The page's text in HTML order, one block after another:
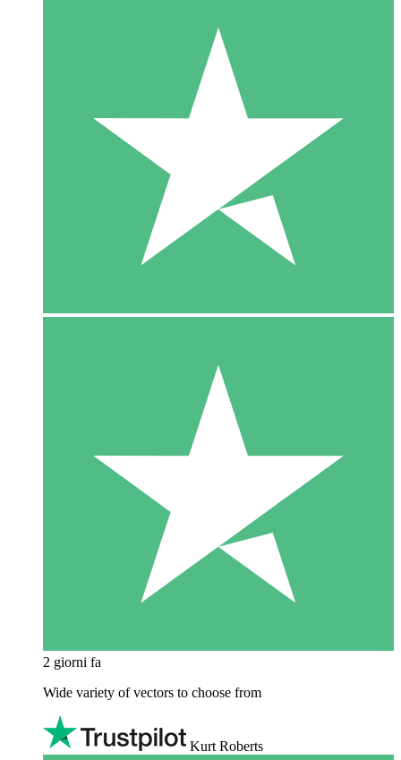
2 giorni fa
Wide variety of vectors to choose from
Kurt Roberts